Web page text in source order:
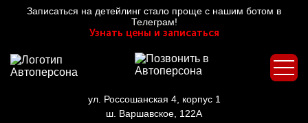
Записаться на детейлинг стало проще с нашим ботом в
Телеграм!
Узнать цены и записаться
ул. Россошанская 4, корпус 1
ш. Варшавское, 122А